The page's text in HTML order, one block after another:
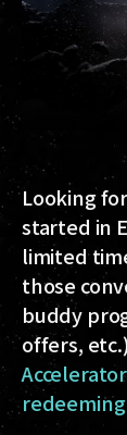
Looking
started in
limited
those
buddy
offers,